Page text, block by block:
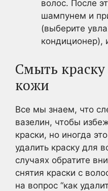
волос. После
шампунем и
(выберите
кондиционер),
Смыть краску
кожи
Все мы знаем, что
вазелин, чтобы
краски, но иногда
удалить краску для
случаях обратите
снятия краски с
на вопрос “как